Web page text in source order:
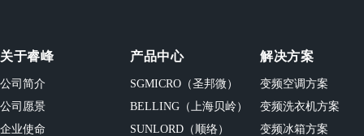
关于睿峰
公司简介
公司愿景
企业使命
产品中心
SGMICRO（圣邦微）
BELLING（上海贝岭）
SUNLORD（顺络）
解决方案
变频空调方案
变频洗衣机方案
变频冰箱方案